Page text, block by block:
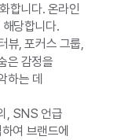
합니다. 온라인
당합니다.
뷰, 포커스 그룹,
은 감정을
하는 데
, SNS 언급
여 브랜드에